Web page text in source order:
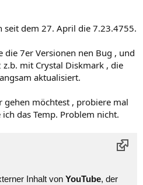
seit dem 27. April die 7.23.4755.
7er Versionen nen Bug , und
mit Crystal Diskmark , die
aktualisiert.
möchtest , probiere mal
das Temp. Problem nicht.
Inhalt von YouTube, der